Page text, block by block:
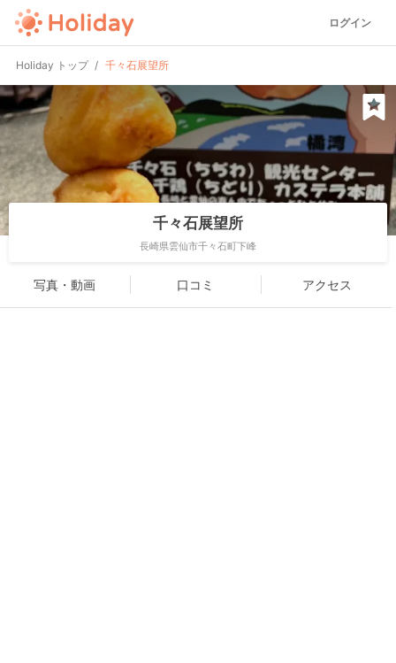
ログイン
Holiday トップ 千々石展望所
千々石展望所
長崎県雲仙市千々石町下峰
写真・動画 口コミ アクセス